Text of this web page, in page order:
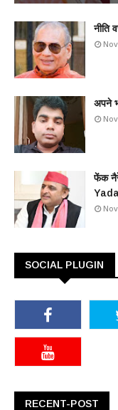
​नीति
अपने
फेंक
SOCIAL PLUGIN
RECENT-POST